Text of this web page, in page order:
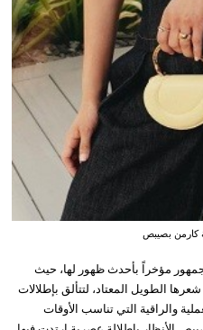
كارمن بصيبص
مؤخراً بأحدث ظهور لها، حيث
الطويل المعتاد، لتتألق بإطلالات
والراقية التي تناسب الأوقات